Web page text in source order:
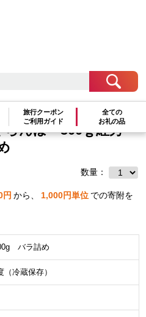
旅行クーポン
ご利用ガイド
全ての
お礼の品
らんぼ 500ｇ紅秀
数量：
円 から、 1,000円単位 での寄附を
バラ詰め
冷蔵保存）